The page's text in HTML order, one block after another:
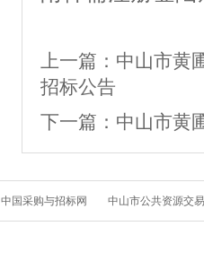
上一篇： 中山市黄
招标公告
下一篇： 中山市黄
中国采购与招标网 中山市公共资源交